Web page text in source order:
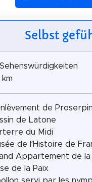
Selbst
km
de
de Latone
du Midi
de l’Histoire de
Appartement de la
de la Paix
servi par les